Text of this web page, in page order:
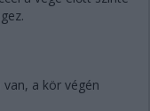
a kör végén